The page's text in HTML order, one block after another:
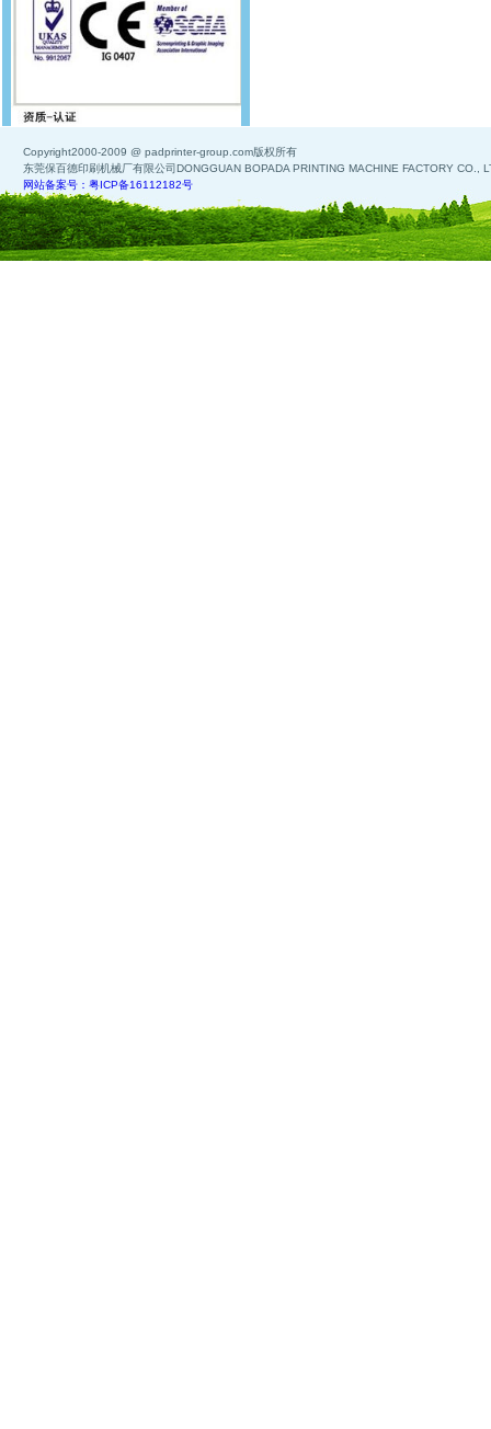
Copyright2000-2009 @ padprinter-group.com版权所有
东莞保百德印刷机械厂有限公司DONGGUAN BOPADA PRINTING MACHINE FACTORY CO.,
网站备案号：粤ICP备16112182号